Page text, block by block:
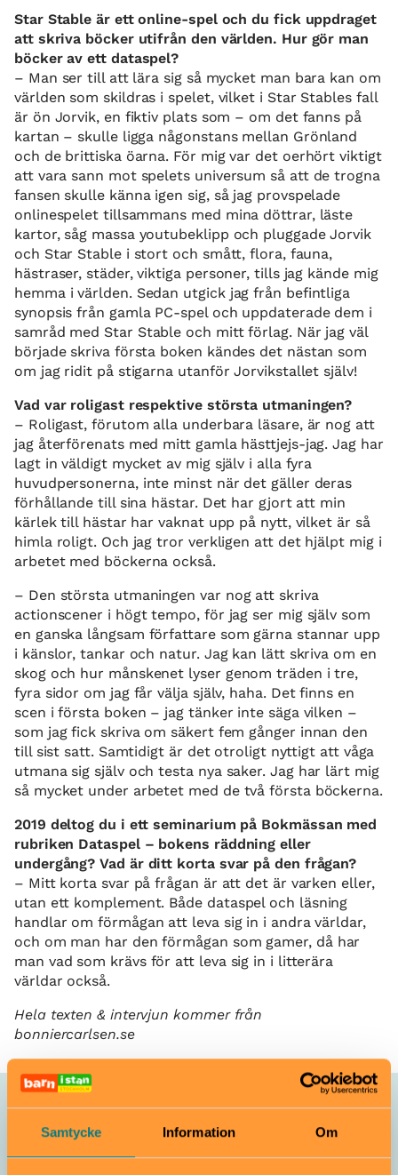
Samtycke Information Om
Star Stable är ett online-spel och du fick uppdraget
att skriva böcker utifrån den världen. Hur gör man
böcker av ett dataspel?
– Man ser till att lära sig så mycket man bara kan om
världen som skildras i spelet, vilket i Star Stables fall
är ön Jorvik, en fiktiv plats som – om det fanns på
kartan – skulle ligga någonstans mellan Grönland
och de brittiska öarna. För mig var det oerhört viktigt
att vara sann mot spelets universum så att de trogna
fansen skulle känna igen sig, så jag provspelade
onlinespelet tillsammans med mina döttrar, läste
kartor, såg massa youtubeklipp och pluggade Jorvik
och Star Stable i stort och smått, flora, fauna,
hästraser, städer, viktiga personer, tills jag kände mig
hemma i världen. Sedan utgick jag från befintliga
synopsis från gamla PC-spel och uppdaterade dem i
samråd med Star Stable och mitt förlag. När jag väl
började skriva första boken kändes det nästan som
om jag ridit på stigarna utanför Jorvikstallet själv!
Vad var roligast respektive största utmaningen?
– Roligast, förutom alla underbara läsare, är nog att
jag återförenats med mitt gamla hästtjejs-jag. Jag har
lagt in väldigt mycket av mig själv i alla fyra
huvudpersonerna, inte minst när det gäller deras
förhållande till sina hästar. Det har gjort att min
kärlek till hästar har vaknat upp på nytt, vilket är så
himla roligt. Och jag tror verkligen att det hjälpt mig i
arbetet med böckerna också.
– Den största utmaningen var nog att skriva
actionscener i högt tempo, för jag ser mig själv som
en ganska långsam författare som gärna stannar upp
i känslor, tankar och natur. Jag kan lätt skriva om en
skog och hur månskenet lyser genom träden i tre,
fyra sidor om jag får välja själv, haha. Det finns en
scen i första boken – jag tänker inte säga vilken –
som jag fick skriva om säkert fem gånger innan den
till sist satt. Samtidigt är det otroligt nyttigt att våga
utmana sig själv och testa nya saker. Jag har lärt mig
så mycket under arbetet med de två första böckerna.
2019 deltog du i ett seminarium på Bokmässan med
rubriken Dataspel – bokens räddning eller
undergång? Vad är ditt korta svar på den frågan?
– Mitt korta svar på frågan är att det är varken eller,
utan ett komplement. Både dataspel och läsning
handlar om förmågan att leva sig in i andra världar,
och om man har den förmågan som gamer, då har
man vad som krävs för att leva sig in i litterära
världar också.
Hela texten & intervjun kommer från
bonniercarlsen.se
Du kanske också är nyfiken på